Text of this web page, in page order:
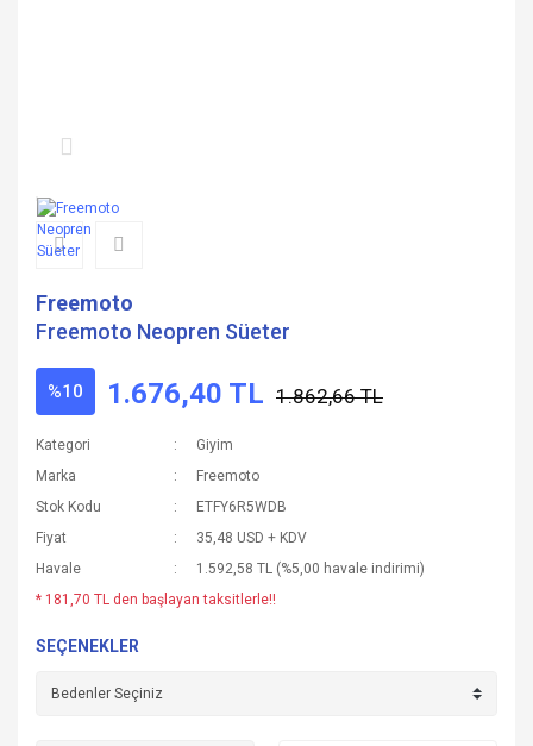
Freemoto
Freemoto Neopren Süeter
%10 1.676,40 TL 1.862,66 TL
Kategori
Giyim
Marka
Freemoto
Stok Kodu
ETFY6R5WDB
Fiyat
35,48 USD + KDV
Havale
1.592,58 TL (%5,00 havale indirimi)
* 181,70 TL den başlayan taksitlerle!!
SEÇENEKLER